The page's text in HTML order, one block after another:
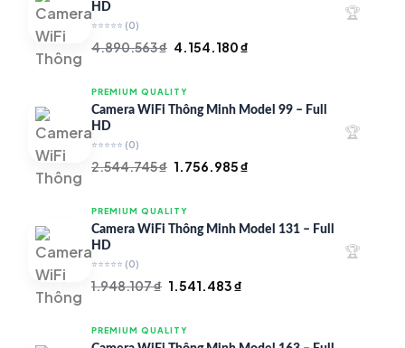
HD
⭐⭐⭐⭐⭐ (0)
4.890.563₫ Giá
là:
4.890.563 ₫.
4.154.180₫
là:
🏆
PREMIUM QUALITY
Camera WiFi Thông Minh Model 99 – Full
HD
⭐⭐⭐⭐⭐ (0)
2.544.745₫ Giá
là:
2.544.745 ₫.
1.756.985₫
là:
🏆
PREMIUM QUALITY
Camera WiFi Thông Minh Model 131 – Full
HD
⭐⭐⭐⭐⭐ (0)
1.948.107₫ Giá
là:
1.541.483₫
🏆
PREMIUM QUALITY